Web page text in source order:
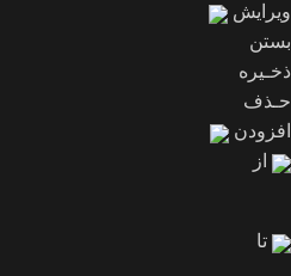
ویرایش
بستن
ذخـیره
حـذف
افزودن
از
تا